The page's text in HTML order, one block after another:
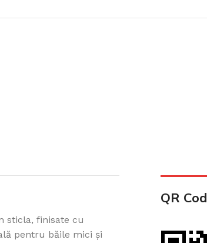
sticla, finisate cu
pentru băile mici și
QR Cod